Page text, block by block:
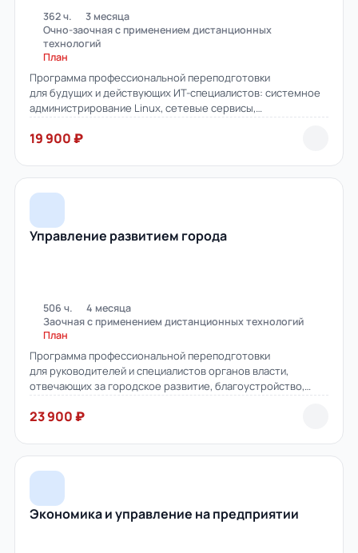
362 ч.
3 месяца
Очно-заочная с применением дистанционных
технологий
План
Программа профессиональной переподготовки
для будущих и действующих ИТ-специалистов: системное
администрирование Linux, сетевые сервисы,
(Ansible, Terraform, Bash), мониторинг и информационная
19 900 ₽
Управление развитием города
506 ч.
4 месяца
Заочная с применением дистанционных технологий
План
Программа профессиональной переподготовки
для руководителей и специалистов органов власти,
отвечающих за городское развитие, благоустройство,
23 900 ₽
Экономика и управление на предприятии